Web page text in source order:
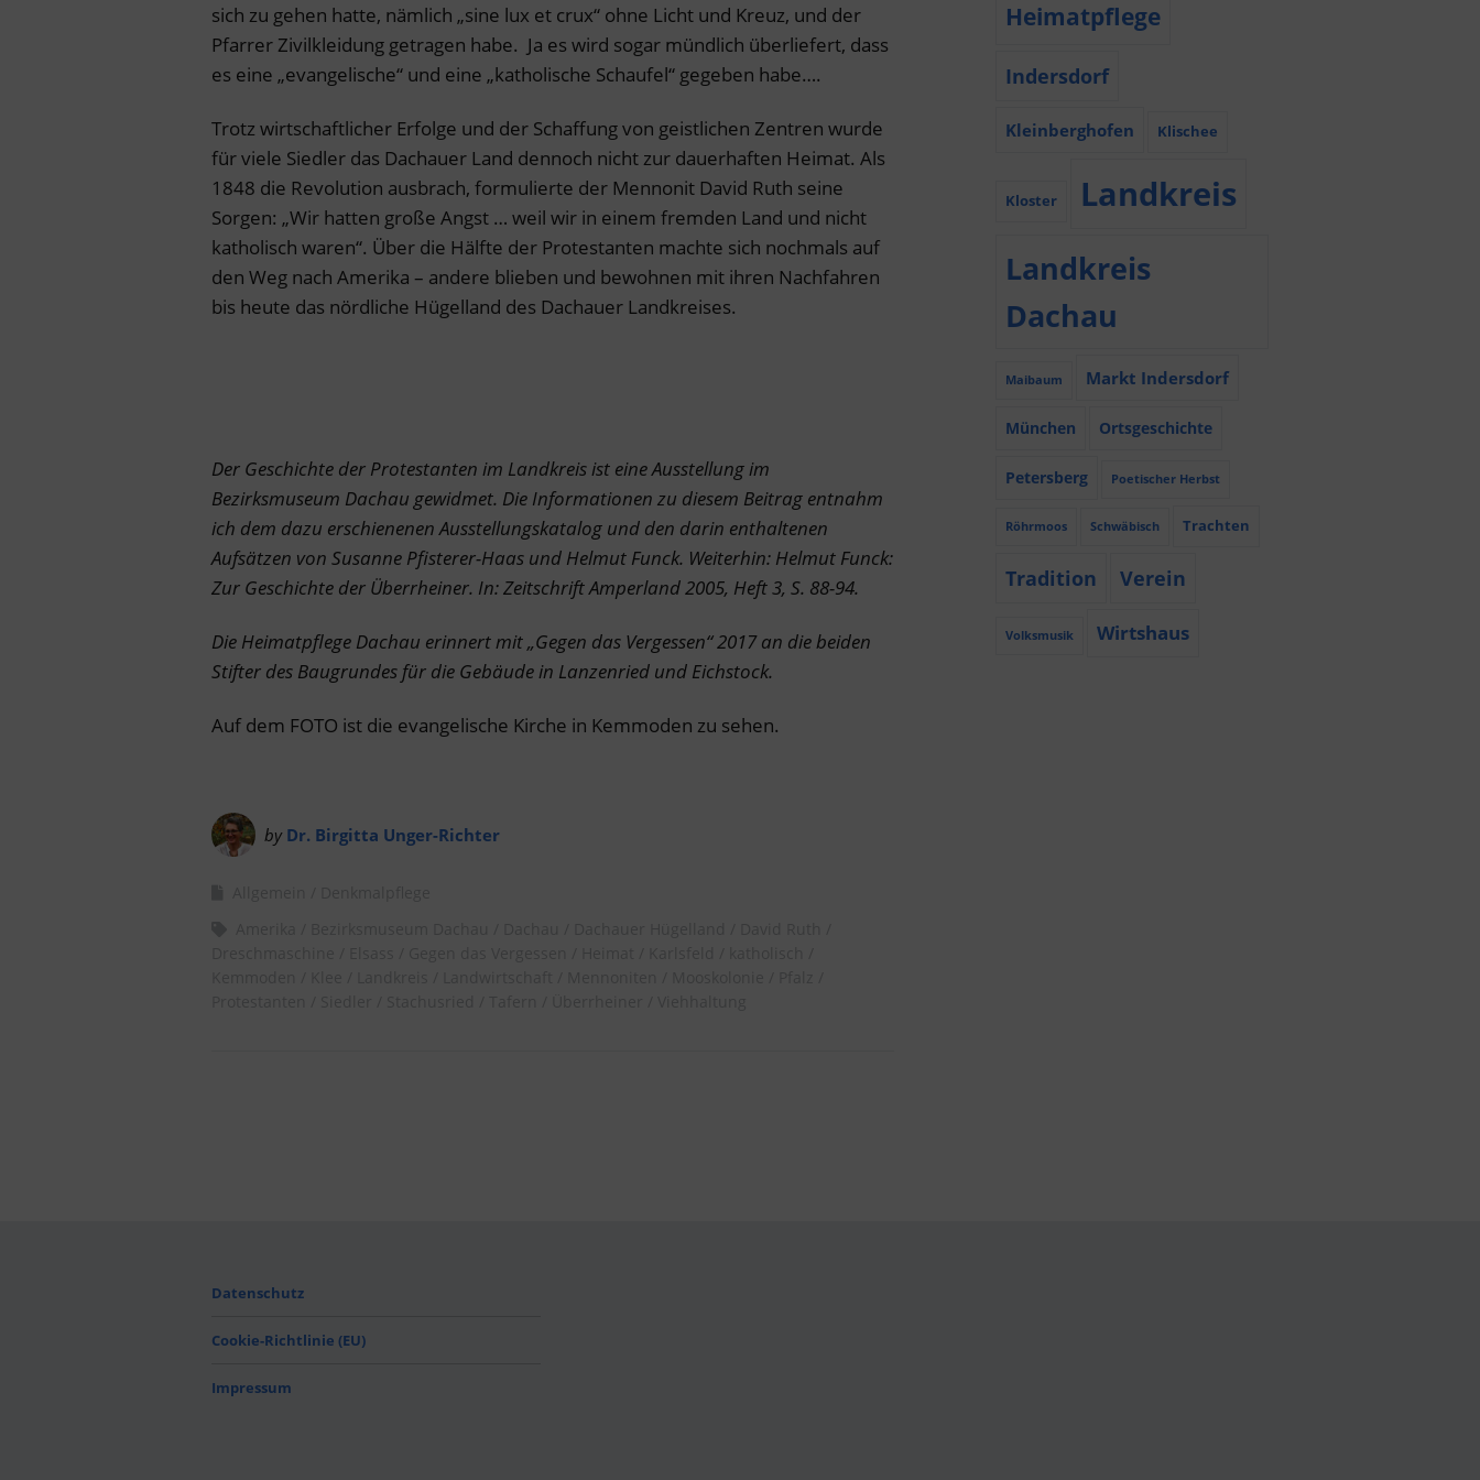
sich zu gehen hatte, nämlich „sine lux et crux“ ohne Licht und Kreuz, und der
Pfarrer Zivilkleidung getragen habe. Ja es wird sogar mündlich überliefert, dass
es eine „evangelische“ und eine „katholische Schaufel“ gegeben habe….
Trotz wirtschaftlicher Erfolge und der Schaffung von geistlichen Zentren wurde
für viele Siedler das Dachauer Land dennoch nicht zur dauerhaften Heimat. Als
1848 die Revolution ausbrach, formulierte der Mennonit David Ruth seine
Sorgen: „Wir hatten große Angst … weil wir in einem fremden Land und nicht
katholisch waren“. Über die Hälfte der Protestanten machte sich nochmals auf
den Weg nach Amerika – andere blieben und bewohnen mit ihren Nachfahren
bis heute das nördliche Hügelland des Dachauer Landkreises.
Der Geschichte der Protestanten im Landkreis ist eine Ausstellung im
Bezirksmuseum Dachau gewidmet. Die Informationen zu diesem Beitrag entnahm
ich dem dazu erschienenen Ausstellungskatalog und den darin enthaltenen
Aufsätzen von Susanne Pfisterer-Haas und Helmut Funck. Weiterhin: Helmut Funck:
Zur Geschichte der Überrheiner. In: Zeitschrift Amperland 2005, Heft 3, S. 88-94.
Die Heimatpflege Dachau erinnert mit „Gegen das Vergessen“ 2017 an die beiden
Stifter des Baugrundes für die Gebäude in Lanzenried und Eichstock.
Auf dem FOTO ist die evangelische Kirche in Kemmoden zu sehen.
by Dr. Birgitta Unger-Richter
Heimatpflege
Indersdorf
Kleinberghofen Klischee
Kloster Landkreis
Landkreis
Dachau
Maibaum Markt Indersdorf
München Ortsgeschichte
Petersberg Poetischer Herbst
Röhrmoos Schwäbisch Trachten
Tradition Verein
Volksmusik Wirtshaus
Datenschutz
Cookie-Richtlinie (EU)
Impressum